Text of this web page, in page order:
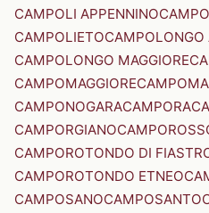
CAMPOLI APPENNINO
CAMPOLIETOCAMPOLONGO
CAMPOLONGO MAGGIORE
CAMPOMAGGIORE
CAMPONOGARACAMPORA
CAMPORGIANO
CAMPOROTONDO DI
CAMPOROTONDO ETNEO
CAMPOSANOCAMPOSANTO